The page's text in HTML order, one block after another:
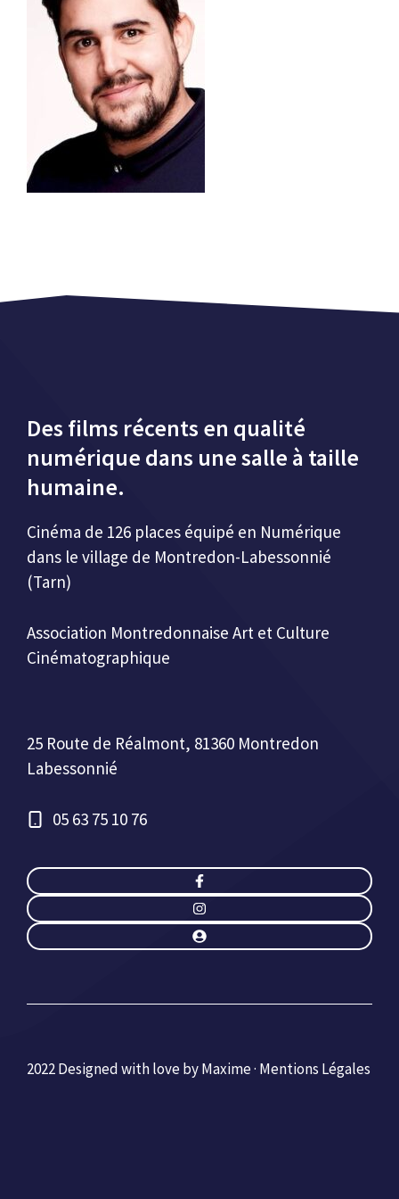
Des films récents en qualité
numérique dans une salle à taille
humaine.
Cinéma de 126 places équipé en Numérique
dans le village de Montredon-Labessonnié
(Tarn)
Association Montredonnaise Art et Culture
Cinématographique
25 Route de Réalmont, 81360 Montredon
Labessonnié
05 63 75 10 76
2022 Designed with love by Maxime · Mentions Légales